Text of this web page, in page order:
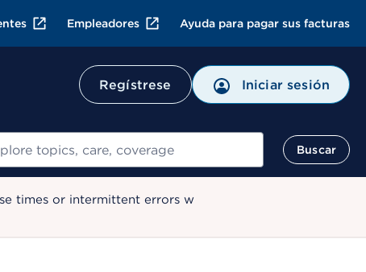
Empleadores Ayuda para pagar sus facturas
Regístrese Iniciar sesión
Buscar
times or intermittent errors w